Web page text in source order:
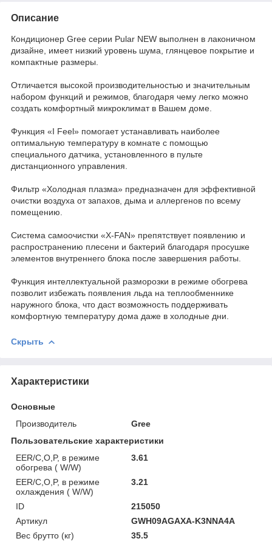
Описание
Кондиционер Gree серии Pular NEW выполнен в лаконичном
дизайне, имеет низкий уровень шума, глянцевое покрытие и
компактные размеры.
Отличается высокой производительностью и значительным
набором функций и режимов, благодаря чему легко можно
создать комфортный микроклимат в Вашем доме.
Функция «I Feel» помогает устанавливать наиболее
оптимальную температуру в комнате с помощью
специального датчика, установленного в пульте
дистанционного управления.
Фильтр «Холодная плазма» предназначен для эффективной
очистки воздуха от запахов, дыма и аллергенов по всему
помещению.
Система самоочистки «X-FAN» препятствует появлению и
распространению плесени и бактерий благодаря просушке
элементов внутреннего блока после завершения работы.
Функция интеллектуальной разморозки в режиме обогрева
позволит избежать появления льда на теплообменнике
наружного блока, что даст возможность поддерживать
комфортную температуру дома даже в холодные дни.
Скрыть
Характеристики
Основные
Производитель
Gree
Пользовательские характеристики
EER/C,O,P, в режиме
обогрева ( W/W)
3.61
EER/C,O,P, в режиме
охлаждения ( W/W)
3.21
ID
215050
Артикул
GWH09AGAXA-K3NNA4A
Вес брутто (кг)
35.5